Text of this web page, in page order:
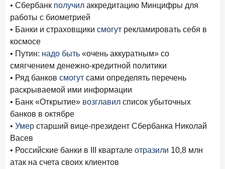
24 ноября 2025 года
Ипотека. Итоги октября 2025 года
Рассылка Frank RG
Итоги недели, наша трактовка основных событий
на банковском рынке
• Сбербанк получил аккредитацию Минцифры для
работы с биометрией
• Банки и страховщики смогут рекламировать себя в
космосе
• Путин: надо быть «очень аккуратным» со
смягчением денежно-кредитной политики
• Ряд банков смогут сами определять перечень
раскрываемой ими информации
• Банк «Открытие» возглавил список убыточных
банков в октябре
• Умер старший вице-президент Сбербанка Николай
Васев
• Российские банки в III квартале отразили 10,8 млн
атак на счета своих клиентов